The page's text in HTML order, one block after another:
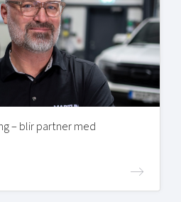
– blir partner med